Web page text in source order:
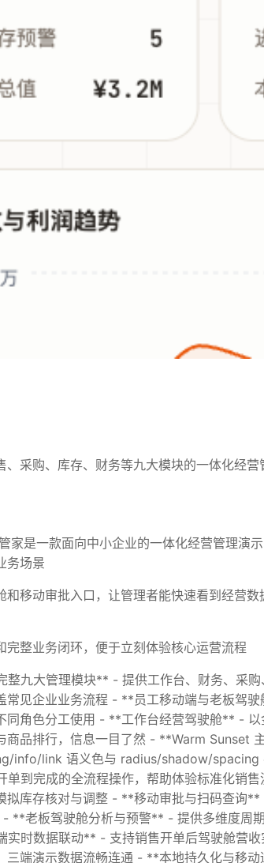
、采购、库存、财务等九大模块的一体化经营
家是一款面向中小企业的一体化经营管理演
务场景
和移动审批入口，让管理者能快速看到经营
完整业务闭环，便于立刻体验核心运营流程
九大管理模块** - 提供工作台、财务、采购
常见企业业务流程 - **员工移动端与老板驾
同角色分工使用 - **工作台经营驾驶舱** -
商品排行，信息一目了然 - **Warm Sunset
info/link 语义色与 radius/shadow/spacing
单到完成的全流程操作，帮助体验标准化销
拟库存核对与调整 - **移动审批与扫码查询
**老板驾驶舱分析与预警** - 提供多维度周
时数据联动** - 支持销售开单后驾驶舱营
三端演示数据流畅连通 - **本地持久化与移